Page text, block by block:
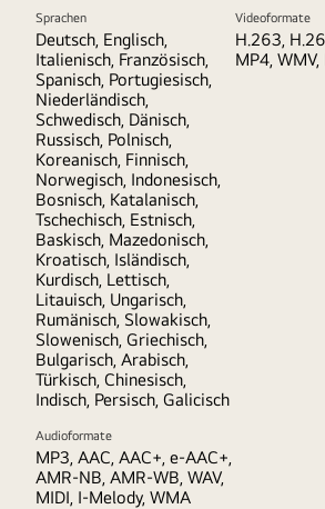
Sprachen
Deutsch, Englisch,
Italienisch, Französisch,
Spanisch, Portugiesisch,
Niederländisch,
Schwedisch, Dänisch,
Russisch, Polnisch,
Koreanisch, Finnisch,
Norwegisch, Indonesisch,
Bosnisch, Katalanisch,
Tschechisch, Estnisch,
Baskisch, Mazedonisch,
Kroatisch, Isländisch,
Kurdisch, Lettisch,
Litauisch, Ungarisch,
Rumänisch, Slowakisch,
Slowenisch, Griechisch,
Bulgarisch, Arabisch,
Türkisch, Chinesisch,
Indisch, Persisch, Galicisch
Videoformate
H.263,
MP4, WMV,
Audioformate
MP3, AAC, AAC+, e-AAC+,
AMR-NB, AMR-WB, WAV,
MIDI, I-Melody, WMA